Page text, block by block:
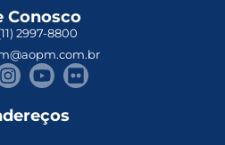
Conosco
2997-8800